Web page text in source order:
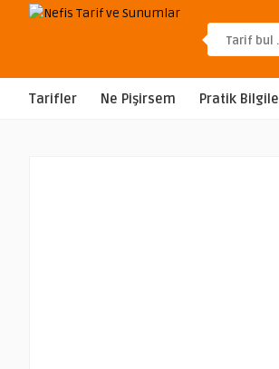
Tarifler Ne Pişirsem Pratik